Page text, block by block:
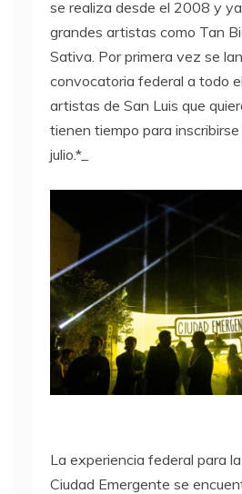
se realiza desde el 2008 y
grandes artistas como Tan
Sativa. Por primera vez se
convocatoria federal a todo
artistas de San Luis que
tienen tiempo para
julio.*_
La experiencia federal para
Ciudad Emergente se